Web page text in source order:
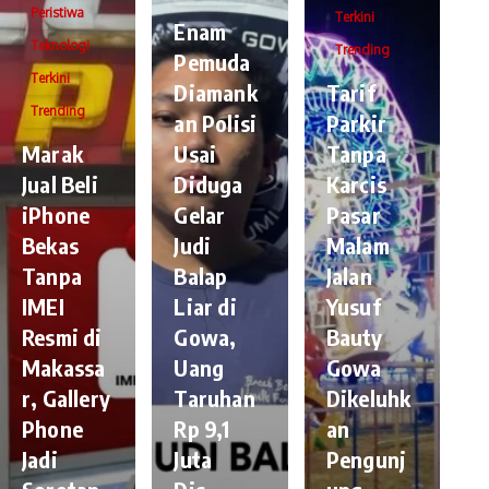
Peristiwa
Teknologi
Terkini
Trending
​Marak
Jual Beli
iPhone
Bekas
Tanpa
IMEI
Resmi di
Makassa
r, Gallery
Phone
Jadi
Enam
Pemuda
Diamank
an Polisi
Usai
Diduga
Gelar
Judi
Balap
Liar di
Gowa,
Uang
Taruhan
Rp 9,1
Juta
Terkini
Trending
Tarif
Parkir
Tanpa
Karcis
Pasar
Malam
Jalan
Yusuf
Bauty
Gowa
Dikeluhk
an
Pengunj